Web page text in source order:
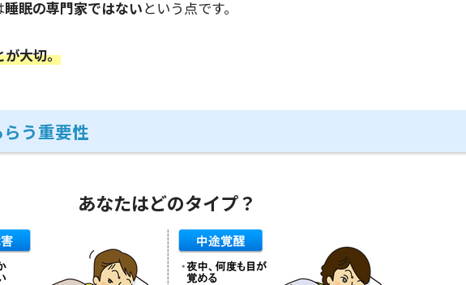
睡眠の専門家ではないという点です。
が大切。
う重要性
あなたはどのタイプ？